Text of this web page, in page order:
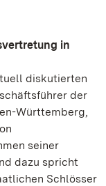
in
diskutierten
der
Württemberg,
seiner
dazu spricht
Schlösser